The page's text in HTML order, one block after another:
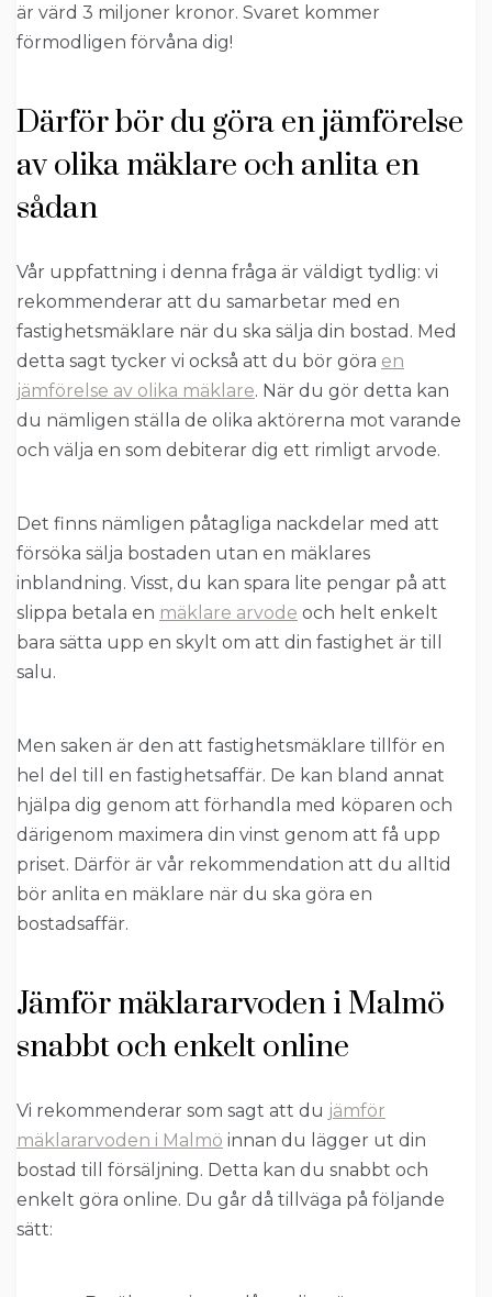
är värd 3 miljoner kronor. Svaret kommer
förmodligen förvåna dig!
Därför bör du göra en jämförelse
av olika mäklare och anlita en
sådan
Vår uppfattning i denna fråga är väldigt tydlig: vi
rekommenderar att du samarbetar med en
fastighetsmäklare när du ska sälja din bostad. Med
detta sagt tycker vi också att du bör göra en
jämförelse av olika mäklare. När du gör detta kan
du nämligen ställa de olika aktörerna mot varande
och välja en som debiterar dig ett rimligt arvode.
Det finns nämligen påtagliga nackdelar med att
försöka sälja bostaden utan en mäklares
inblandning. Visst, du kan spara lite pengar på att
slippa betala en mäklare arvode och helt enkelt
bara sätta upp en skylt om att din fastighet är till
salu.
Men saken är den att fastighetsmäklare tillför en
hel del till en fastighetsaffär. De kan bland annat
hjälpa dig genom att förhandla med köparen och
därigenom maximera din vinst genom att få upp
priset. Därför är vår rekommendation att du alltid
bör anlita en mäklare när du ska göra en
bostadsaffär.
Jämför mäklararvoden i Malmö
snabbt och enkelt online
Vi rekommenderar som sagt att du jämför
mäklararvoden i Malmö innan du lägger ut din
bostad till försäljning. Detta kan du snabbt och
enkelt göra online. Du går då tillväga på följande
sätt: